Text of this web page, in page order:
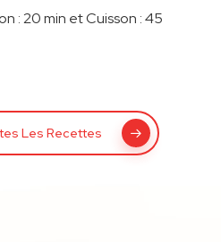
: 20 min et Cuisson : 45
Les Recettes